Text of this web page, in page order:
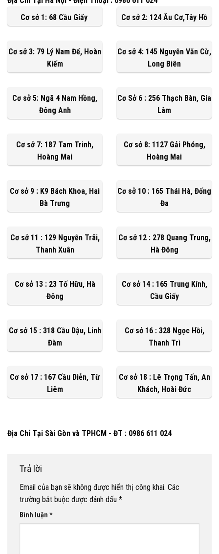
Cơ sở 1: 68 Cầu Giấy
Cơ sở 2: 124 Âu Cơ,Tây Hồ
Cơ sở 3: 79 Lý Nam Đế, Hoàn
Kiếm
Cơ sở 4: 145 Nguyễn Văn Cừ,
Long Biên
Cơ sở 5: Ngã 4 Nam Hồng,
Đông Anh
Cơ Sở 6 : 256 Thạch Bàn, Gia
Lâm
Cơ sở 7: 187 Tam Trinh,
Hoàng Mai
Cơ sở 8: 1127 Gải Phóng,
Hoàng Mai
Cơ sở 9 : K9 Bách Khoa, Hai
Bà Trưng
Cơ sở 10 : 165 Thái Hà, Đống
Đa
Cơ sở 11 : 129 Nguyễn Trãi,
Thanh Xuân
Cơ sở 12 : 278 Quang Trung,
Hà Đông
Cơ sở 13 : 23 Tố Hữu, Hà
Đông
Cơ sở 14 : 165 Trung Kính,
Cầu Giấy
Cơ sở 15 : 318 Cầu Dậu, Linh
Đàm
Cơ sở 16 : 328 Ngọc Hồi,
Thanh Trì
Cơ sở 17 : 167 Cầu Diễn, Từ
Liêm
Cơ sở 18 : Lê Trọng Tấn, An
Khách, Hoài Đức
Địa Chỉ Tại Sài Gòn và TPHCM - ĐT : 0986 611 024
Trả lời
Email của bạn sẽ không được hiển thị công khai. Các
trường bắt buộc được đánh dấu *
Bình luận *